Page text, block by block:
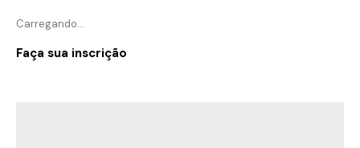
Carregando…
Faça sua inscrição